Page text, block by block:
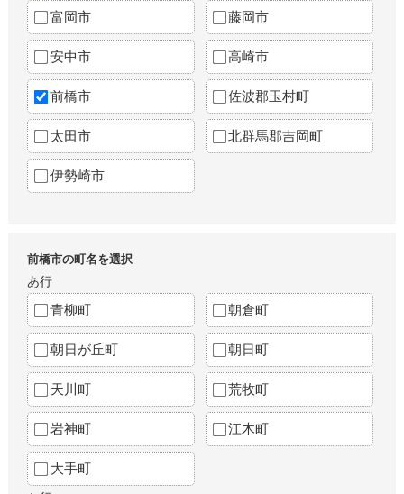
富岡市 藤岡市
安中市 高崎市
前橋市 佐波郡玉村町
太田市 北群馬郡吉岡町
伊勢崎市
前橋市の町名を選択
あ行
青柳町 朝倉町
朝日が丘町 朝日町
天川町 荒牧町
岩神町 江木町
大手町